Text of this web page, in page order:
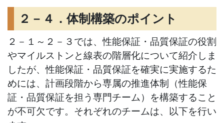
２－４．体制構築のポイント
２－１～２－３では、性能保証・品質保証の役割
やマイルストンと線表の階層化について紹介しま
したが、性能保証・品質保証を確実に実施するた
めには、計画段階から専属の推進体制（性能保
証・品質保証を担う専門チーム）を構築すること
が不可欠です。それぞれのチームは、以下を行い